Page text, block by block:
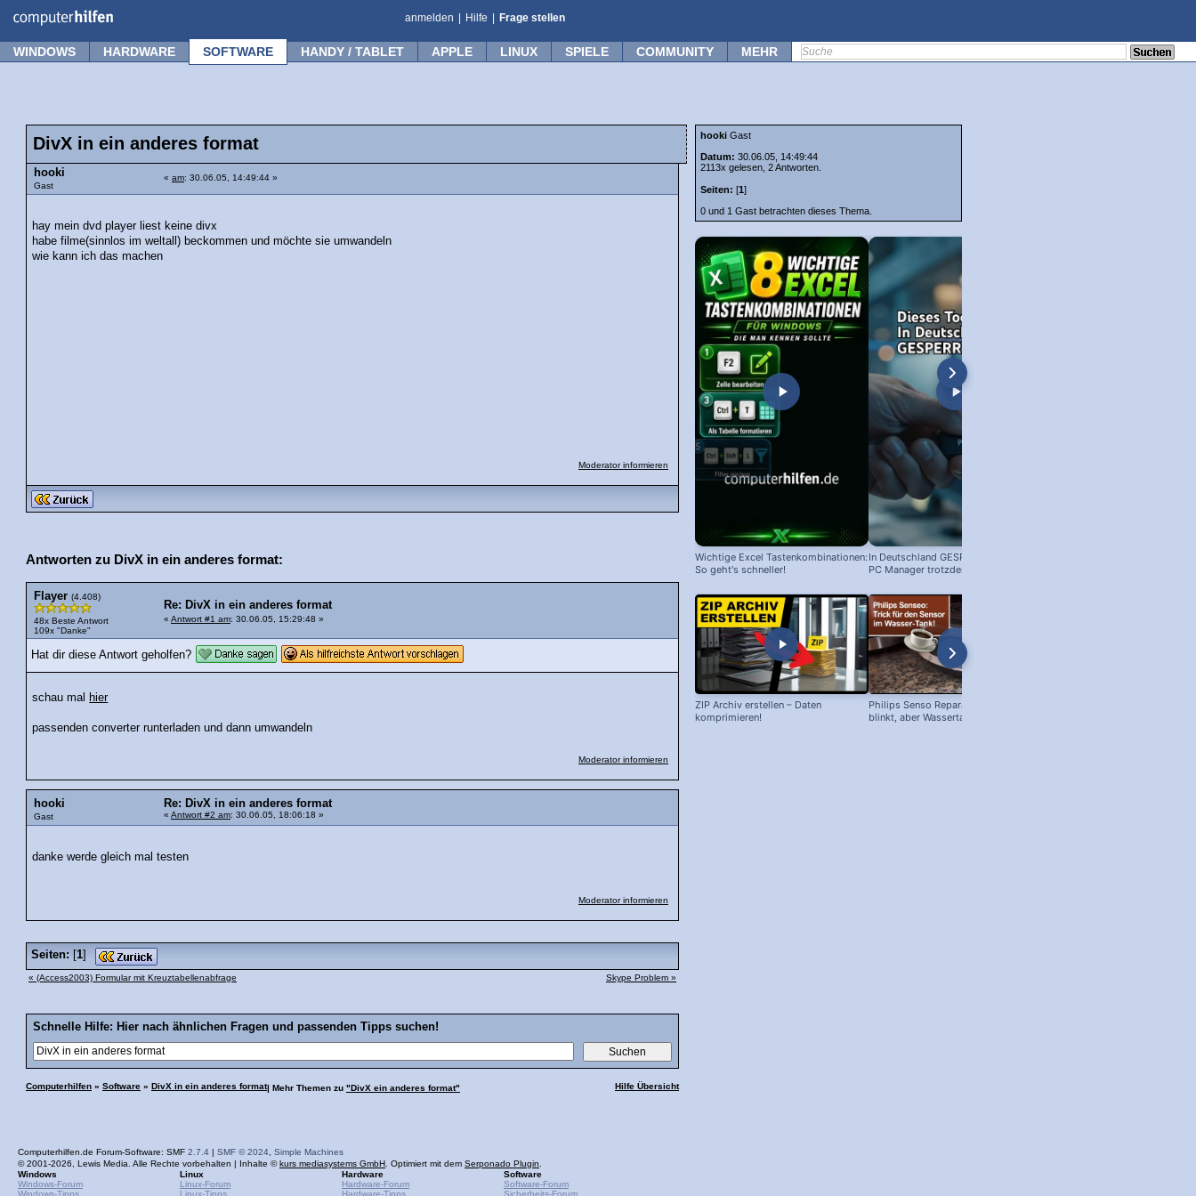
anmelden Hilfe Frage stellen
WINDOWS HARDWARE SOFTWARE HANDY / TABLET APPLE LINUX SPIELE COMMUNITY MEHR
DivX in ein anderes format
hooki
Gast
« am: 30.06.05, 14:49:44 »
hay mein dvd player liest keine divx
habe filme(sinnlos im weltall) beckommen und möchte sie umwandeln
wie kann ich das machen
Moderator informieren
Antworten zu DivX in ein anderes format:
Flayer (4.408)
48x Beste Antwort
109x "Danke"
Re: DivX in ein anderes format
« Antwort #1 am: 30.06.05, 15:29:48 »
Hat dir diese Antwort geholfen?
schau mal hier
passenden converter runterladen und dann umwandeln
Moderator informieren
hooki
Gast
Re: DivX in ein anderes format
« Antwort #2 am: 30.06.05, 18:06:18 »
danke werde gleich mal testen
Moderator informieren
Seiten: [1]
« (Access2003) Formular mit Kreuztabellenabfrage Skype Problem »
Schnelle Hilfe: Hier nach ähnlichen Fragen und passenden Tipps suchen!
Computerhilfen » Software » DivX in ein anderes format Hilfe Übersicht
| Mehr Themen zu "DivX ein anderes format"
hooki Gast
Datum: 30.06.05, 14:49:44
2113x gelesen, 2 Antworten.
Seiten: [1]
0 und 1 Gast betrachten dieses Thema.
Wichtige Excel Tastenkombinationen:
So geht's schneller!
In Deutschland GESPERRT: Microsoft
PC Manager trotzdem installieren
ZIP Archiv erstellen – Daten
komprimieren!
Philips Senso Reparatur: Blaue LED
blinkt, aber Wassertank voll?
Computerhilfen.de Forum-Software: SMF 2.7.4 | SMF © 2024 Simple Machines
© 2001-2026, Lewis Media. Alle Rechte vorbehalten | Inhalte ©kurs mediasystems GmbH . Optimiert mit dem Serponado Plugin
Windows
Windows-Forum
Windows-Tipps
Linux
Linux-Forum
Linux-Tipps
Hardware
Hardware-Forum
Hardware-Tipps
Software
Software-Forum
Sicherheits-Forum